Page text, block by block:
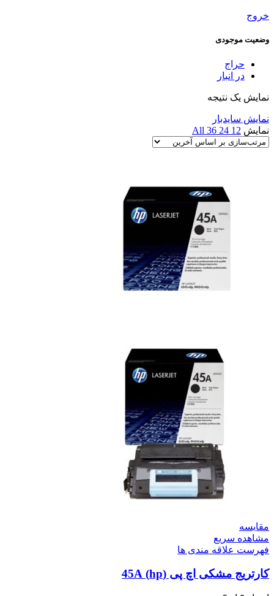
خروج
وضعیت موجودی
حراج
در انبار
نمایش یک نتیجه
نمایش سایدبار
نمایش 12
24
36
All
مقایسه
مشاهده سریع
فهرست علاقه مندی ها
کارتریج مشکی اچ پی (hp) 45A